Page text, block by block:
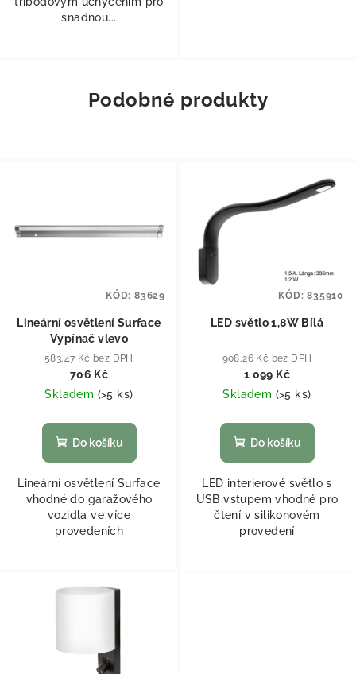
snadnou...
Podobné produkty
Lineární osvětlení Surface
Vypínač vlevo
583,47 Kč bez DPH
706 Kč
Skladem (>5 ks)
Do košíku
Lineární osvětlení Surface
vhodné do garažového
vozidla ve více
provedeních
KÓD: 83629
LED světlo 1,8W Bílá
908,26 Kč bez DPH
1 099 Kč
Skladem (>5 ks)
Do košíku
LED interierové světlo s
USB vstupem vhodné pro
čtení v silikonovém
provedení
KÓD:835910